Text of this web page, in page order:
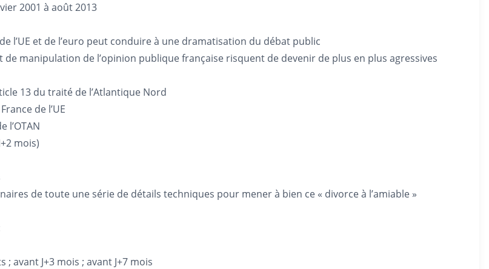
2001 à août 2013
l’UE et de l’euro peut conduire à une dramatisation du débat public
manipulation de l’opinion publique française risquent de devenir de plus en plus agressives
13 du traité de l’Atlantique Nord
de l’UE
l’OTAN
mois)
de toute une série de détails techniques pour mener à bien ce « divorce à l’amiable »
avant J+3 mois ; avant J+7 mois